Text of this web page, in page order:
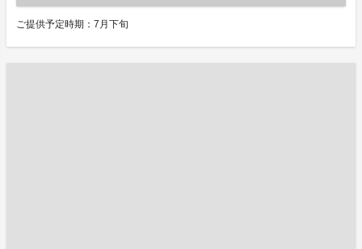
ご提供予定時期：7月下旬